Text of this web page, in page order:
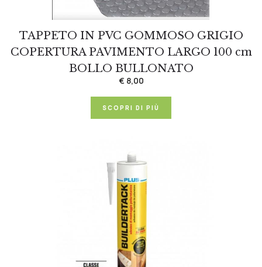
TAPPETO IN PVC GOMMOSO GRIGIO
COPERTURA PAVIMENTO LARGO 100 cm
BOLLO BULLONATO
€ 8,00
SCOPRI DI PIÙ